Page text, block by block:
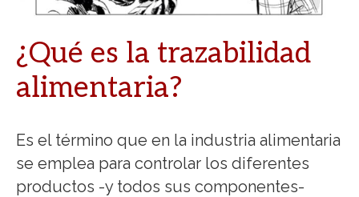
¿Qué es la trazabilidad
alimentaria?
Es el término que en la industria alimentaria
se emplea para controlar los diferentes
productos -y todos sus componentes-